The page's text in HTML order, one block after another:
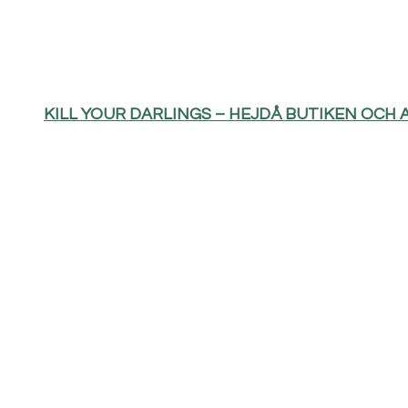
KILL YOUR DARLINGS – HEJDÅ BUTIKEN OCH